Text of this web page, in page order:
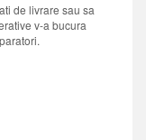
de livrare sau sa
v-a bucura